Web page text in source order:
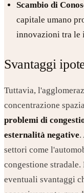
Scambio di
capitale umano
innovazioni tra le
Svantaggi
Tuttavia,
concentrazione
problemi di
esternalità negative.
settori come
congestione stradale.
eventuali svantaggi